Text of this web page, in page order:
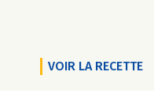
VOIR LA RECETTE